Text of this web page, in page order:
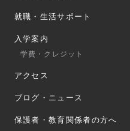
就職・生活サポート
入学案内
学費・クレジット
アクセス
ブログ・ニュース
保護者・教育関係者の方へ